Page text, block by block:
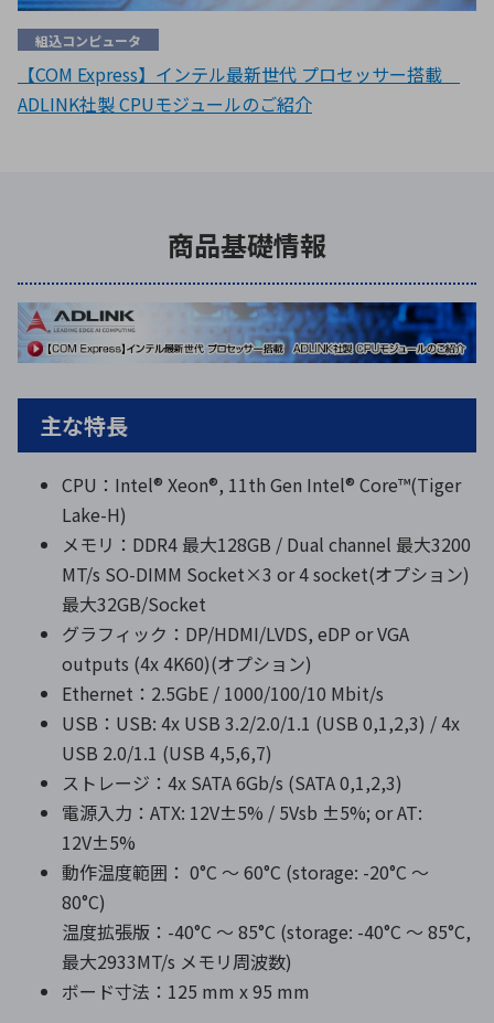
組込コンピュータ
【COM Express】インテル最新世代 プロセッサー搭載
ADLINK社製 CPUモジュールのご紹介
商品基礎情報
主な特長
CPU：Intel® Xeon®, 11th Gen Intel® Core™(Tiger
Lake-H)
メモリ：DDR4 最大128GB / Dual channel 最大3200
MT/s SO-DIMM Socket×3 or 4 socket(オプション)
最大32GB/Socket
グラフィック：DP/HDMI/LVDS, eDP or VGA
outputs (4x 4K60)(オプション)
Ethernet：2.5GbE / 1000/100/10 Mbit/s
USB：USB: 4x USB 3.2/2.0/1.1 (USB 0,1,2,3) / 4x
USB 2.0/1.1 (USB 4,5,6,7)
ストレージ：4x SATA 6Gb/s (SATA 0,1,2,3)
電源入力：ATX: 12V±5% / 5Vsb ±5%; or AT:
12V±5%
動作温度範囲： 0°C ～ 60°C (storage: -20°C ～
80°C)
温度拡張版：-40°C ～ 85°C (storage: -40°C ～ 85°C,
最大2933MT/s メモリ周波数)
ボード寸法：125 mm x 95 mm